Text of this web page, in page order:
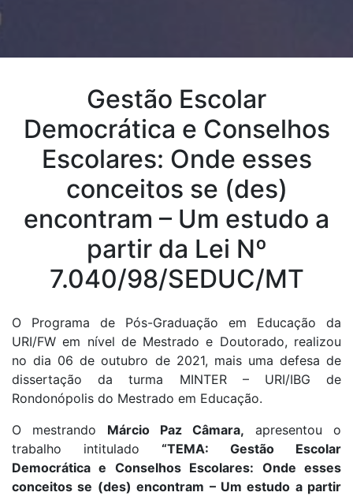
Gestão Escolar
Democrática e Conselhos
Escolares: Onde esses
conceitos se (des)
encontram – Um estudo a
partir da Lei Nº
7.040/98/SEDUC/MT
O Programa de Pós-Graduação em Educação da
URI/FW em nível de Mestrado e Doutorado, realizou
no dia 06 de outubro de 2021, mais uma defesa de
dissertação da turma MINTER – URI/IBG de
Rondonópolis do Mestrado em Educação.
O mestrando Márcio Paz Câmara, apresentou o
trabalho intitulado “TEMA: Gestão Escolar
Democrática e Conselhos Escolares: Onde esses
conceitos se (des) encontram – Um estudo a partir